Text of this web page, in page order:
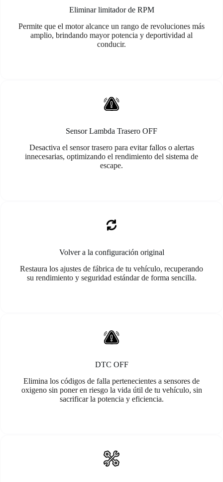
Eliminar limitador de RPM
Permite que el motor alcance un rango de revoluciones más
amplio, brindando mayor potencia y deportividad al
conducir.
Sensor Lambda Trasero OFF
Desactiva el sensor trasero para evitar fallos o alertas
innecesarias, optimizando el rendimiento del sistema de
escape.
Volver a la configuración original
Restaura los ajustes de fábrica de tu vehículo, recuperando
su rendimiento y seguridad estándar de forma sencilla.
DTC OFF
Elimina los códigos de falla pertenecientes a sensores de
oxigeno sin poner en riesgo la vida útil de tu vehículo, sin
sacrificar la potencia y eficiencia.